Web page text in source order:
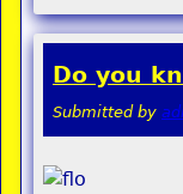
Do you
Submitted by